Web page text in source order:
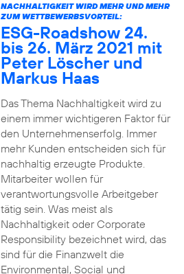
NACHHALTIGKEIT WIRD MEHR UND MEHR
ZUM WETTBEWERBSVORTEIL:
ESG-Roadshow 24.
bis 26. März 2021 mit
Peter Löscher und
Markus Haas
Das Thema Nachhaltigkeit wird zu
einem immer wichtigeren Faktor für
den Unternehmenserfolg. Immer
mehr Kunden entscheiden sich für
nachhaltig erzeugte Produkte.
Mitarbeiter wollen für
verantwortungsvolle Arbeitgeber
tätig sein. Was meist als
Nachhaltigkeit oder Corporate
Responsibility bezeichnet wird, das
sind für die Finanzwelt die
Environmental, Social und